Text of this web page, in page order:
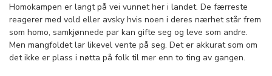
Homokampen er langt på vei vunnet her i landet. De færreste
reagerer med vold eller avsky hvis noen i deres nærhet står frem
som homo, samkjønnede par kan gifte seg og leve som andre.
Men mangfoldet lar likevel vente på seg. Det er akkurat som om
det ikke er plass i nøtta på folk til mer enn to ting av gangen.